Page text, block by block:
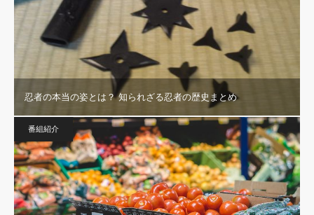
忍者の本当の姿とは？ 知られざる忍者の歴史まとめ
番組紹介